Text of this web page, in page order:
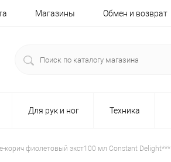
Магазины Обмен и возврат
Для рук и ног Техника
корич фиолетовый экст100 мл Constant Delight***